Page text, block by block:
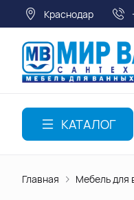
Краснодар
КАТАЛОГ
Главная Мебель для